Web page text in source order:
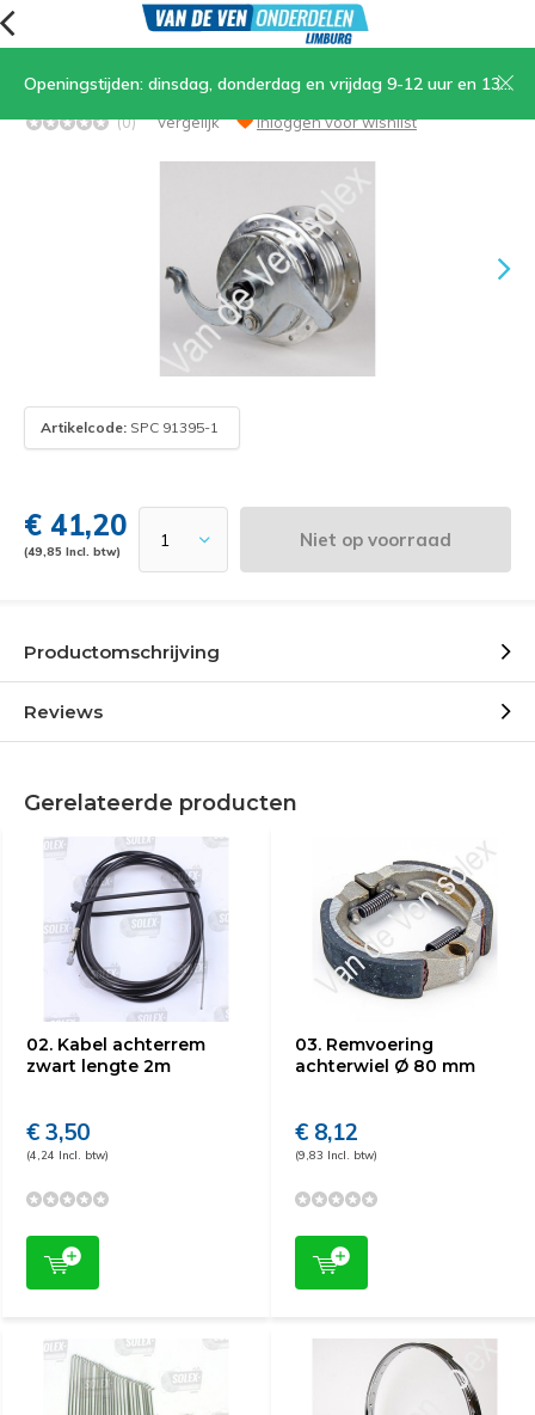
Openingstijden: dinsdag, donderdag en vrijdag 9-12 uur en 13.30-17 uur, zaterdag 9-12 uur
01. Achternaaf
(0) Vergelijk Inloggen voor wishlist
Artikelcode: SPC 91395-1
€ 41,20
(49,85 Incl. btw)
Niet op voorraad
Productomschrijving
Reviews
Gerelateerde producten
02. Kabel achterrem
zwart lengte 2m
€ 3,50
(4,24 Incl. btw)
03. Remvoering
achterwiel Ø 80 mm
€ 8,12
(9,83 Incl. btw)